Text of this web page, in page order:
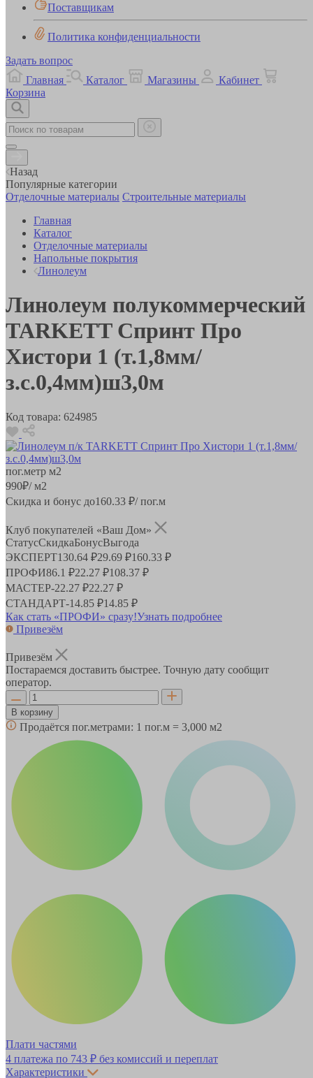
Поставщикам
Политика конфиденциальности
Задать вопрос
Главная
Каталог Магазины
Кабинет
Корзина
Назад
Популярные категории
Отделочные материалы Строительные материалы
Главная
Каталог
Отделочные материалы
Напольные покрытия
Линолеум
Линолеум полукоммерческий
TARKETT Спринт Про
Хистори 1 (т.1,8мм/
з.с.0,4мм)ш3,0м
Код товара: 624985
пог.метр м2
990₽/ м2
Скидка и бонус до160.33 ₽/ пог.м
Клуб покупателей «Ваш Дом»
СтатусСкидкаБонусВыгода
ЭКСПЕРТ130.64 ₽29.69 ₽160.33 ₽
ПРОФИ86.1 ₽22.27 ₽108.37 ₽
МАСТЕР-22.27 ₽22.27 ₽
СТАНДАРТ-14.85 ₽14.85 ₽
Как стать «ПРОФИ» сразу!Узнать подробнее
Привезём
Привезём
Постараемся доставить быстрее. Точную дату сообщит
оператор.
В корзину
Продаётся пог.метрами: 1 пог.м = 3,000 м2
Плати частями
4 платежа по 743 ₽ без комиссий и переплат
Характеристики